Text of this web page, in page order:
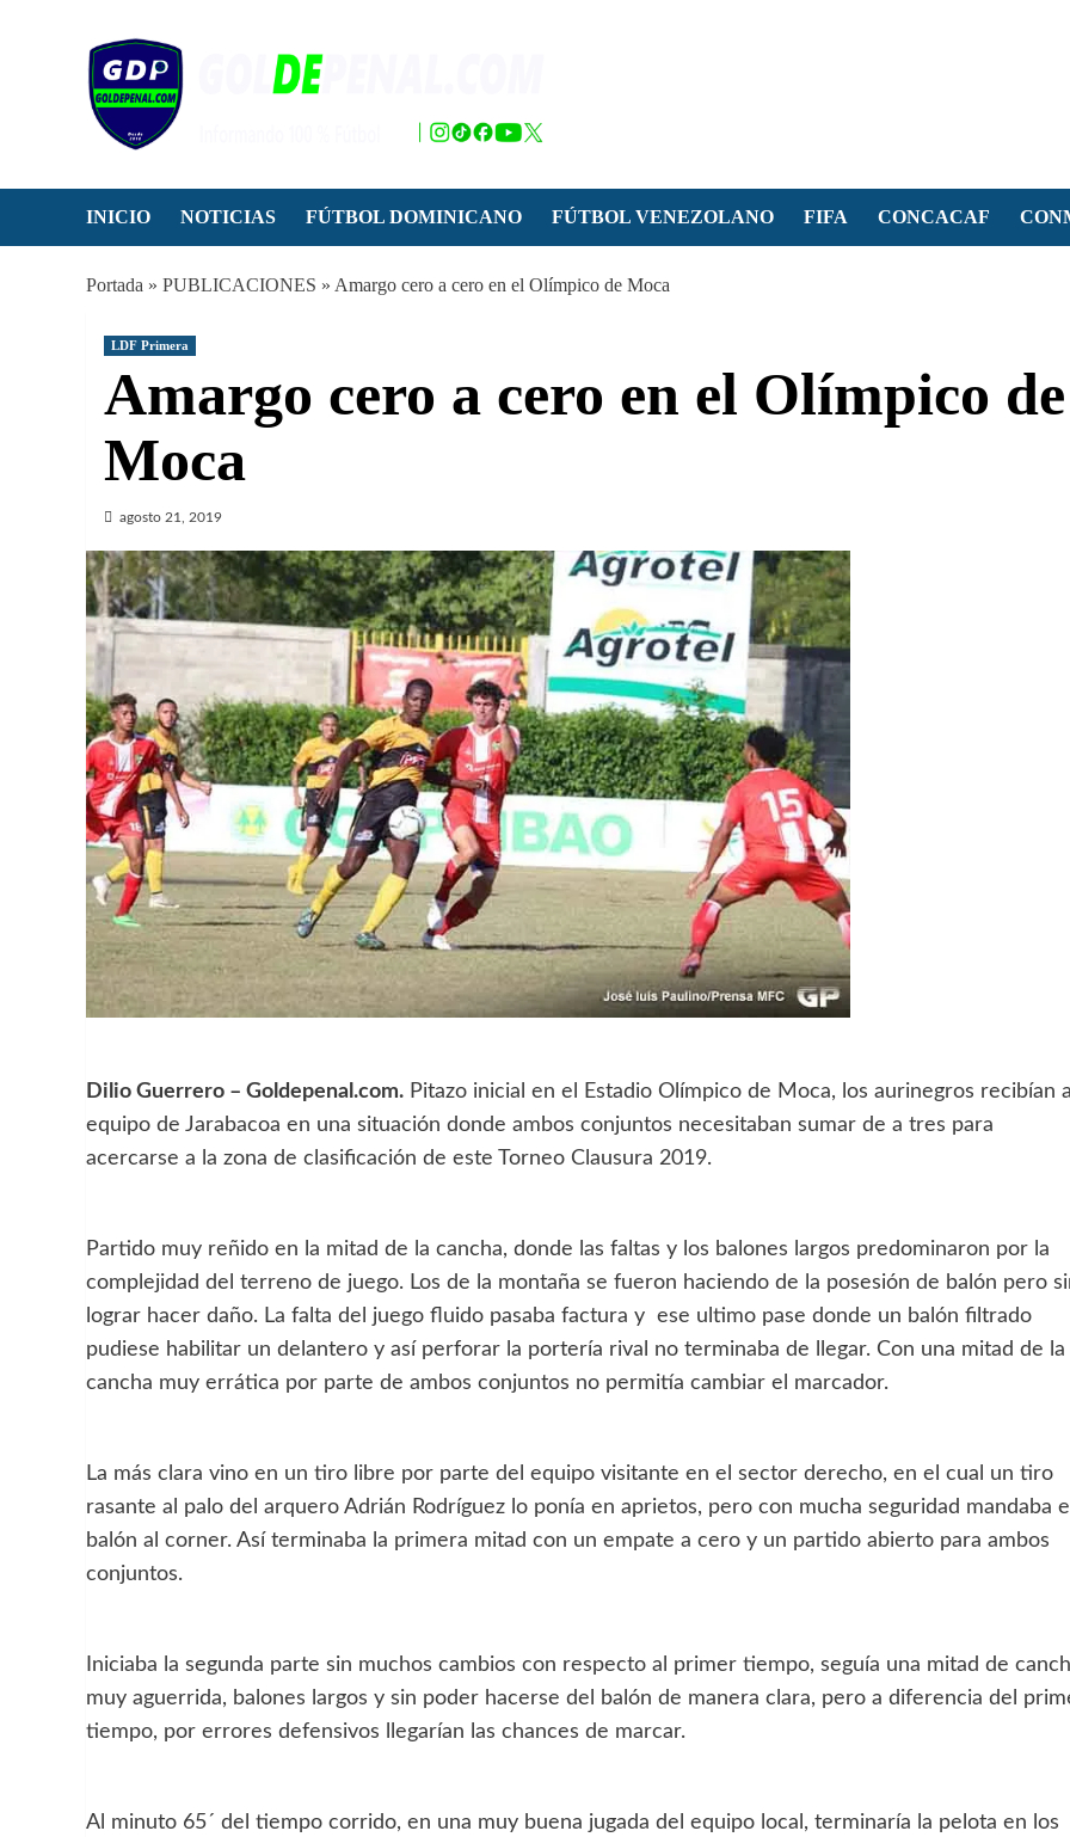
INICIO NOTICIAS FÚTBOL DOMINICANO FÚTBOL VENEZOLANO FIFA CONCACAF
Portada » PUBLICACIONES » Amargo cero a cero en el Olímpico de Moca
LDF Primera
Amargo cero a cero en el Olímpico de
Moca
agosto 21, 2019
Dilio Guerrero – Goldepenal.com. Pitazo inicial en el Estadio Olímpico de Moca, los aurinegros recibían al
equipo de Jarabacoa en una situación donde ambos conjuntos necesitaban sumar de a tres para
acercarse a la zona de clasificación de este Torneo Clausura 2019.
Partido muy reñido en la mitad de la cancha, donde las faltas y los balones largos predominaron por la
complejidad del terreno de juego. Los de la montaña se fueron haciendo de la posesión de balón pero
lograr hacer daño. La falta del juego fluido pasaba factura y ese ultimo pase donde un balón filtrado
pudiese habilitar un delantero y así perforar la portería rival no terminaba de llegar. Con una mitad de la
cancha muy errática por parte de ambos conjuntos no permitía cambiar el marcador.
La más clara vino en un tiro libre por parte del equipo visitante en el sector derecho, en el cual un tiro
rasante al palo del arquero Adrián Rodríguez lo ponía en aprietos, pero con mucha seguridad mandaba el
balón al corner. Así terminaba la primera mitad con un empate a cero y un partido abierto para ambos
conjuntos.
Iniciaba la segunda parte sin muchos cambios con respecto al primer tiempo, seguía una mitad de
muy aguerrida, balones largos y sin poder hacerse del balón de manera clara, pero a diferencia del
tiempo, por errores defensivos llegarían las chances de marcar.
Al minuto 65´ del tiempo corrido, en una muy buena jugada del equipo local, terminaría la pelota en los